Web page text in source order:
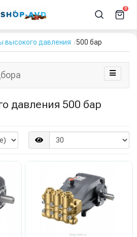
0
высокого давления 500 бар
давления 500 бар